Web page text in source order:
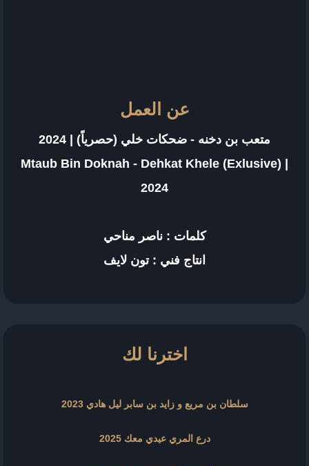
عن العمل
متعب بن دخنه - ضحكات خلي (حصرياً) | 2024
Mtaub Bin Doknah - Dehkat Khele (Exlusive) |
2024
كلمات : ناصر مناحي
انتاج فني : تون لايف
اخترنا لك
سلطان بن مريع و زايد بن سابر ليل هادي 2023
درع المري عيدي معك 2025